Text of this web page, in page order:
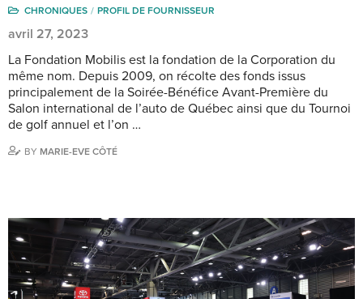
CHRONIQUES PROFIL DE FOURNISSEUR
avril 27, 2023
La Fondation Mobilis est la fondation de la Corporation du
même nom. Depuis 2009, on récolte des fonds issus
principalement de la Soirée-Bénéfice Avant-Première du
Salon international de l’auto de Québec ainsi que du Tournoi
de golf annuel et l’on …
BY MARIE-EVE CÔTÉ